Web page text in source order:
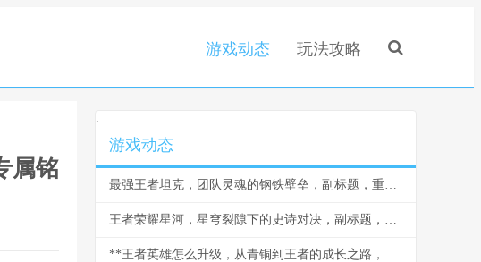
游戏动态 玩法攻略
属铭
.
游戏动态
最强王者坦克，团队灵魂的钢铁壁垒，副标题，重装战士的荣耀与智慧
王者荣耀星河，星穹裂隙下的史诗对决，副标题，当群星闪耀王者峡谷
**王者英雄怎么升级，从青铜到王者的成长之路，副标题，资深玩家的深度解析与实战心得**